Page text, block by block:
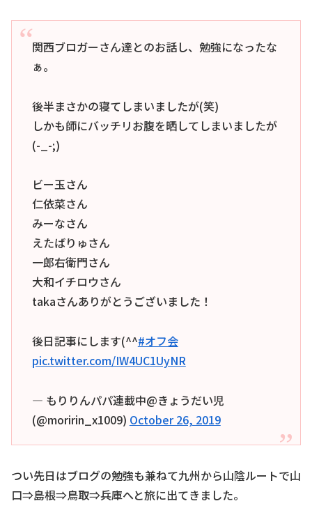
関西ブロガーさん達とのお話し、勉強になったな
ぁ。
後半まさかの寝てしまいましたが(笑)
しかも師にバッチリお腹を晒してしまいましたが
(-_-;)
ビー玉さん
仁依菜さん
みーなさん
えたばりゅさん
一郎右衛門さん
大和イチロウさん
takaさんありがとうございました！
後日記事にします(^^#オフ会
pic.twitter.com/IW4UC1UyNR
— もりりんパパ連載中@きょうだい児
(@moririn_x1009) October 26, 2019
つい先日はブログの勉強も兼ねて九州から山陰ルートで山
口⇒島根⇒鳥取⇒兵庫へと旅に出てきました。